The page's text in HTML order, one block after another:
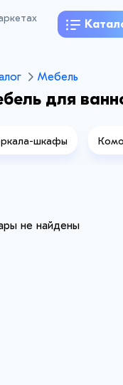
Мебель
для
шкафы
не найдены